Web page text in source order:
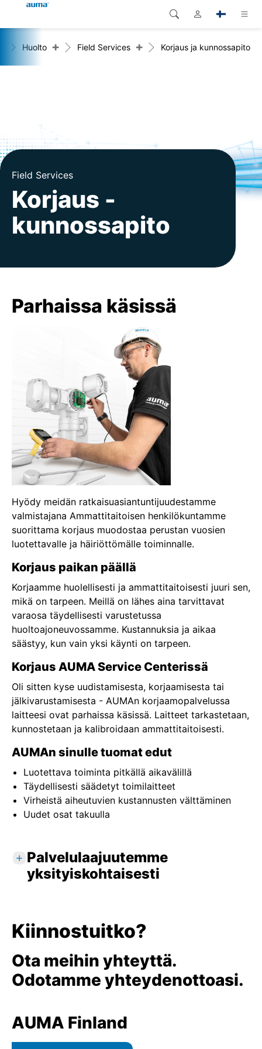
Tuotteet
Huolto
Yritys
Yhteystiedot
Global
alue
Pohjois-Amerikka
Haku
Huolto + Field Services + Korjaus ja kunnossapito
Field Services
Korjaus -
kunnossapito
Parhaissa käsissä
Hyödy meidän ratkaisuasiantuntijuudestamme
valmistajana Ammattitaitoisen henkilökuntamme
suorittama korjaus muodostaa perustan vuosien
luotettavalle ja häiriöttömälle toiminnalle.
Korjaus paikan päällä
Korjaamme huolellisesti ja ammattitaitoisesti juuri sen,
mikä on tarpeen. Meillä on lähes aina tarvittavat
varaosa täydellisesti varustetussa
huoltoajoneuvossamme. Kustannuksia ja aikaa
säästyy, kun vain yksi käynti on tarpeen.
Korjaus AUMA Service Centerissä
Oli sitten kyse uudistamisesta, korjaamisesta tai
jälkivarustamisesta - AUMAn korjaamopalvelussa
laitteesi ovat parhaissa käsissä. Laitteet tarkastetaan,
kunnostetaan ja kalibroidaan ammattitaitoisesti.
AUMAn sinulle tuomat edut
Luotettava toiminta pitkällä aikavälillä
Täydellisesti säädetyt toimilaitteet
Virheistä aiheutuvien kustannusten välttäminen
Uudet osat takuulla
Palvelulaajuutemme
yksityiskohtaisesti
Vakiopalvelut
Laitteen tarkastus sovelluksella paikan
päällä
Korjaus ja kunnossapito
Käyttöparametrien asianmukainen säätö
Yksityiskohtainen huoltoraportti
Kiinnostuitko?
Ota meihin yhteyttä.
Odotamme yhteydenottoasi.
AUMA Finland